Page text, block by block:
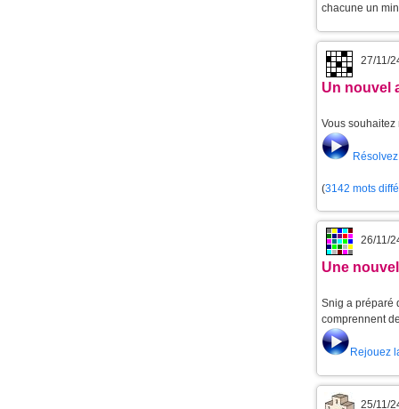
chacune un
27/11/
Un nouvel
Vous souhaitez
(3142 mots
26/11/
Une
Snig a préparé
comprennent
Rejouez
25/11/